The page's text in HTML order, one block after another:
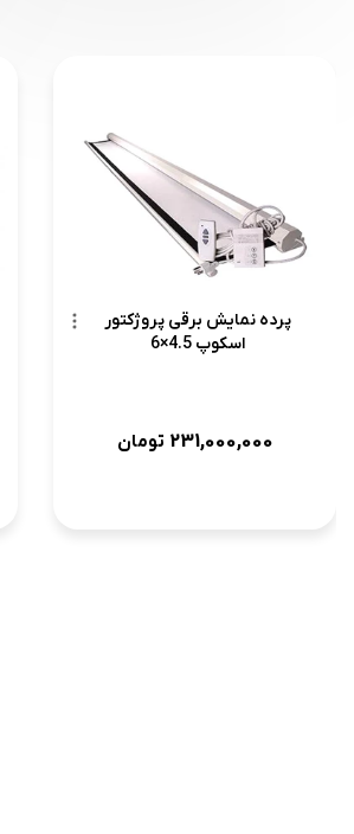
پرده نمایش برقی پروژکتور
اسکوپ 4.5×6
231,000,000 تومان